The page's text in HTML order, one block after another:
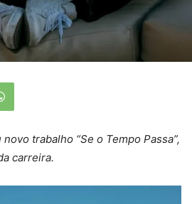
trabalho “Se o Tempo Passa”,
carreira.